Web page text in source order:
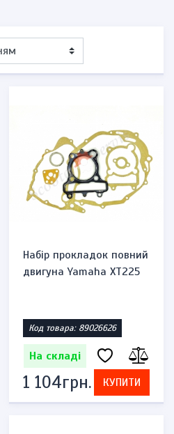
zippo
Набір прокладок повний
двигуна Yamaha XT225
Код товара: 89026626
На складі
1 104грн. КУПИТИ